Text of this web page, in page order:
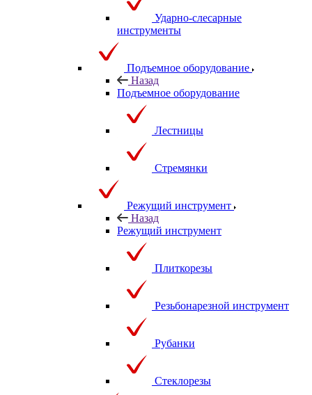
Ударно-слесарные
инструменты
Подъемное оборудование
Назад
Подъемное оборудование
Лестницы
Стремянки
Режущий инструмент
Назад
Режущий инструмент
Плиткорезы
Резьбонарезной инструмент
Рубанки
Стеклорезы